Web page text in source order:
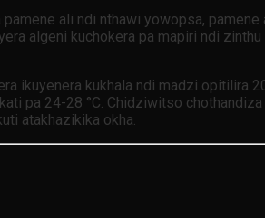
ali ndi nthawi yowopsa, pamene
algeni kuchokera pa mapiri ndi zinthu
ikuyenera kukhala ndi madzi opitilira
pa 24-28 °C. Chidziwitso
atakhazikika okha.